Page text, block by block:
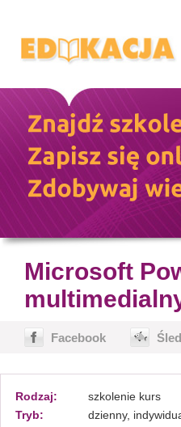
Microsoft
Facebook
Rodzaj:
szkolenie kurs
Tryb:
dzienny,